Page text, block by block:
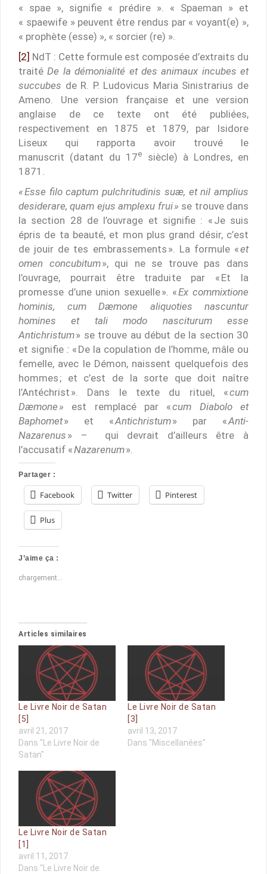
« spae », signifie « prédire ». « Spaeman » et
« spaewife » peuvent être rendus par « voyant(e) »,
« prophète (esse) », « sorcier (re) ».
[2] NdT : Cette formule est composée d’extraits du
traitéDe la démonialité et des animaux incubes et
succubes de R. P. Ludovicus Maria Sinistrarius de
Ameno. Une version française et une version
anglaise de ce texte ont été publiées,
respectivement en 1875 et 1879, par Isidore
Liseux qui rapporta avoir trouvé le
manuscrit (datant du 17e
siècle) à Londres, en
1871.
« Esse filo captum pulchritudinis suæ, et nil amplius
desiderare, quam ejus amplexu frui » se trouve dans
la section 28 de l’ouvrage et signifie : « Je suis
épris de ta beauté, et mon plus grand désir, c’est
de jouir de tes embrassements ». La formule «et
omen concubitum», qui ne se trouve pas dans
l’ouvrage, pourrait être traduite par « Et la
promesse d’une union sexuelle ». «Ex commixtione
hominis, cum Dæmone aliquoties nascuntur
homines et tali modo nasciturum esse
Antichristum» se trouve au début de la section 30
et signifie : « De la copulation de l’homme, mâle ou
femelle, avec le Démon, naissent quelquefois des
hommes ; et c’est de la sorte que doit naître
l’Antéchrist ». Dans le texte du rituel, «cum
Dæmone » est remplacé par «cum Diabolo et
Baphomet» et «Antichristum» par «Anti-
Nazarenus » – qui devrait d’ailleurs être à
l’accusatif «Nazarenum».
Partager :
Facebook Twitter Pinterest
Plus
J’aime ça :
chargement…
Articles similaires
Le Livre Noir de Satan
[5]
avril 21, 2017
Dans "Le Livre Noir de
Satan"
Le Livre Noir de Satan
[3]
avril 13, 2017
Dans "Miscellanées"
Le Livre Noir de Satan
[1]
avril 11, 2017
Dans "Le Livre Noir de